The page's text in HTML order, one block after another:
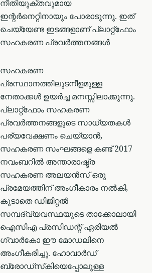
നീതിയുക്തവുമായ
ഇന്റർനെറ്റിനായും പോരാടുന്നു. ഇത്
ചെയ്യേണ്ട ഇടങ്ങളാണ് പ്ലാറ്റ്ഫോം
സഹകരണ പ്രവര്‍ത്തനങ്ങള്‍
സഹകരണ
പ്രസ്ഥാനത്തിലുടനീളമുള്ള
നേതാക്കൾ ഉയര്‍ച്ച മനസ്സിലാക്കുന്നു.
പ്ലാറ്റ്ഫോം സഹകരണ
പ്രവര്‍ത്തനങ്ങളുടെ സാധ്യതകൾ
പര്യവേക്ഷണം ചെയ്യാൻ,
സഹകരണ സംഘങ്ങളെ കണ്ട് 2017
നവംബറിൽ അന്താരാഷ്ട്ര
സഹകരണ അലയൻസ് ഒരു
പ്രമേയത്തിന് അംഗീകാരം നൽകി,
കൂടാതെ ഡിജിറ്റൽ
സമ്പദ്‌വ്യവസ്ഥയുടെ താക്കോലായി
ഐസി‌എ പ്രസിഡന്റ് ഏരിയൽ
ഗ്വാർകോ ഈ മോഡലിനെ
അംഗീകരിച്ചു. ഹോവാർഡ്
ബ്രോഡ്‌സ്‌കിയെപ്പോലുള്ള